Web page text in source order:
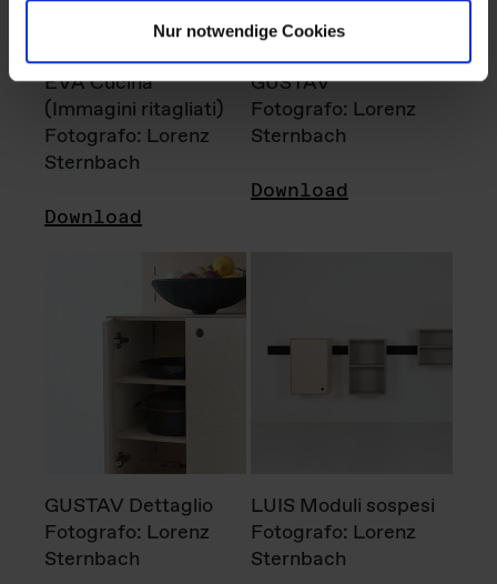
Nur notwendige Cookies
EVA Cucina
(Immagini ritagliati)
Fotografo: Lorenz
Sternbach
Download
GUSTAV
Fotografo: Lorenz
Sternbach
Download
GUSTAV Dettaglio
Fotografo: Lorenz
Sternbach
LUIS Moduli sospesi
Fotografo: Lorenz
Sternbach